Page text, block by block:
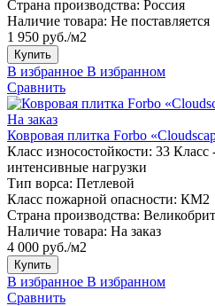
Страна производства: Россия
Наличие товара: Не поставляется
1 950 руб./м2
Купить
В избранное В избранном
Сравнить
На заказ
Ковровая плитка Forbo
Класс износостойкости: 33 Класс
интенсивные нагрузки
Тип ворса: Петлевой
Класс пожарной опасности: КМ2
Страна производства:
Наличие товара: На заказ
4 000 руб./м2
Купить
В избранное В избранном
Сравнить